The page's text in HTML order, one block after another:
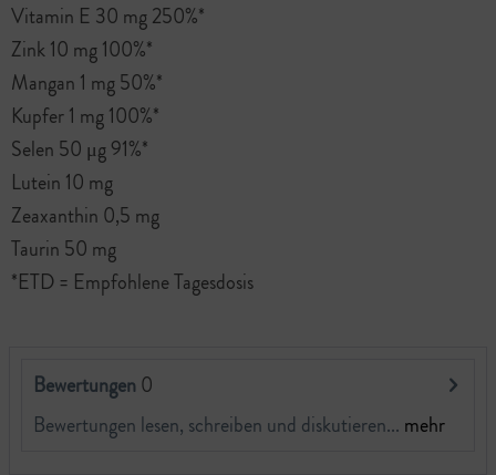
Vitamin E 30 mg 250%*
Zink 10 mg 100%*
Mangan 1 mg 50%*
Kupfer 1 mg 100%*
Selen 50 μg 91%*
Lutein 10 mg
Zeaxanthin 0,5 mg
Taurin 50 mg
*ETD = Empfohlene Tagesdosis
Bewertungen 0
Bewertungen lesen, schreiben und diskutieren... mehr